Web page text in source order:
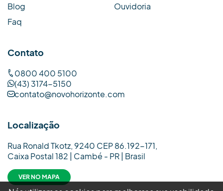
Blog
Faq
Ouvidoria
Contato
0800 400 5100
(43) 3174-5150
contato@novohorizonte.com
Localização
Rua Ronald Tkotz, 9240 CEP 86.192-171,
Caixa Postal 182 | Cambé - PR | Brasil
VER NO MAPA